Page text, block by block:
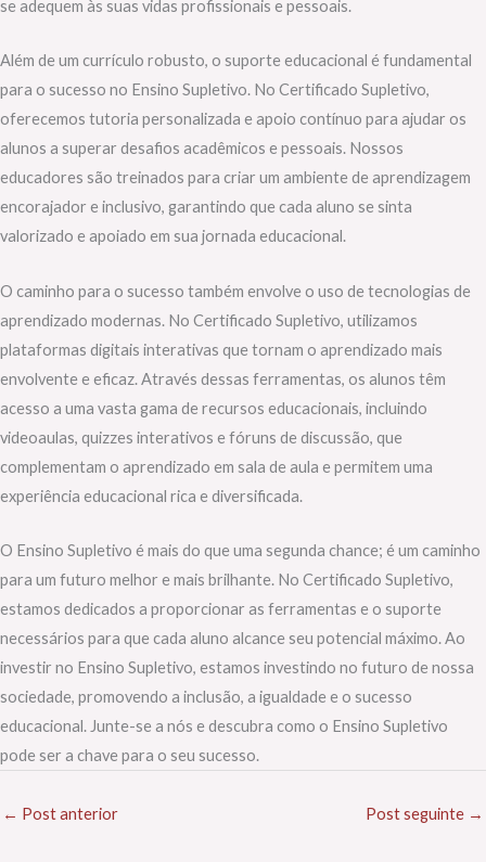
se adequem às suas vidas profissionais e pessoais.
Além de um currículo robusto, o suporte educacional é fundamental
para o sucesso no Ensino Supletivo. No Certificado Supletivo,
oferecemos tutoria personalizada e apoio contínuo para ajudar os
alunos a superar desafios acadêmicos e pessoais. Nossos
educadores são treinados para criar um ambiente de aprendizagem
encorajador e inclusivo, garantindo que cada aluno se sinta
valorizado e apoiado em sua jornada educacional.
O caminho para o sucesso também envolve o uso de tecnologias de
aprendizado modernas. No Certificado Supletivo, utilizamos
plataformas digitais interativas que tornam o aprendizado mais
envolvente e eficaz. Através dessas ferramentas, os alunos têm
acesso a uma vasta gama de recursos educacionais, incluindo
videoaulas, quizzes interativos e fóruns de discussão, que
complementam o aprendizado em sala de aula e permitem uma
experiência educacional rica e diversificada.
O Ensino Supletivo é mais do que uma segunda chance; é um caminho
para um futuro melhor e mais brilhante. No Certificado Supletivo,
estamos dedicados a proporcionar as ferramentas e o suporte
necessários para que cada aluno alcance seu potencial máximo. Ao
investir no Ensino Supletivo, estamos investindo no futuro de nossa
sociedade, promovendo a inclusão, a igualdade e o sucesso
educacional. Junte-se a nós e descubra como o Ensino Supletivo
pode ser a chave para o seu sucesso.
← Post anterior Post seguinte →